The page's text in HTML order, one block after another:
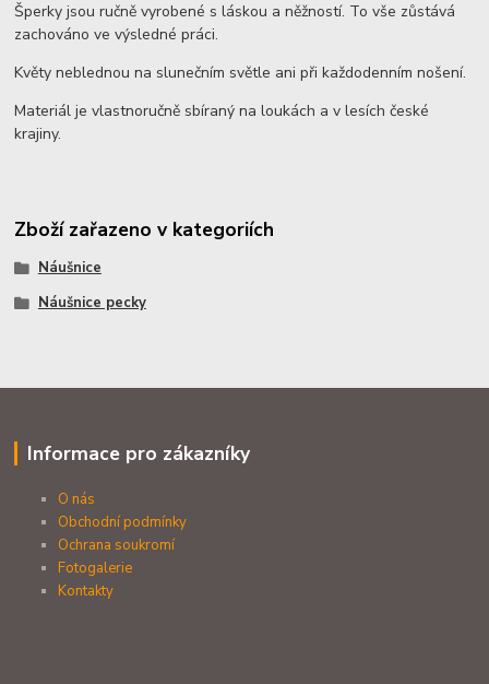
Šperky jsou ručně vyrobené s láskou a něžností. To vše zůstává
zachováno ve výsledné práci.
Květy neblednou na slunečním světle ani při každodenním nošení.
Materiál je vlastnoručně sbíraný na loukách a v lesích české
krajiny.
Zboží zařazeno v kategoriích
Náušnice
Náušnice pecky
Informace pro zákazníky
O nás
Obchodní podmínky
Ochrana soukromí
Fotogalerie
Kontakty